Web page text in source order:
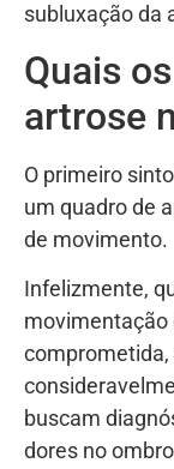
subluxação da
Quais
artrose
O primeiro
um quadro de
de movimento.
Infelizmente,
movimentação
comprometida,
buscam
dores no